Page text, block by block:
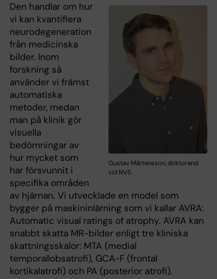
Gustav Mårtensson, doktorand
vid NVS.
Den handlar om hur
vi kan kvantifiera
neurodegeneration
från medicinska
bilder. Inom
forskning så
använder vi främst
automatiska
metoder, medan
man på klinik gör
visuella
bedömningar av
hur mycket som
har försvunnit i
specifika områden
av hjärnan. Vi utvecklade en model som
bygger på maskininlärning som vi kallar AVRA:
Automatic visual ratings of atrophy. AVRA kan
snabbt skatta MR-bilder enligt tre kliniska
skattningsskalor: MTA (medial
temporallobsatrofi), GCA-F (frontal
kortikalatrofi) och PA (posterior atrofi).